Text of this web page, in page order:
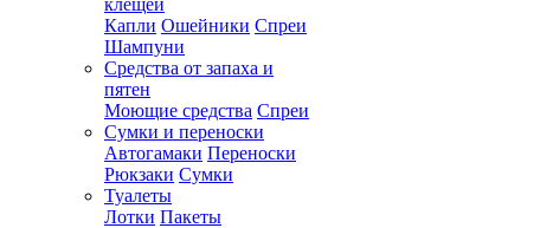
клещей
Капли Ошейники Спреи
Шампуни
Средства от запаха и
пятен
Моющие средства Спреи
Сумки и переноски
Автогамаки Переноски
Рюкзаки Сумки
Туалеты
Лотки Пакеты